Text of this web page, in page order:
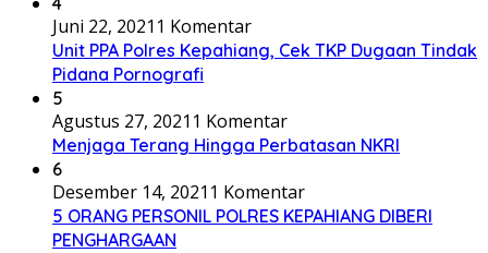
Juni 22, 2021 1 Komentar
Unit PPA Polres Kepahiang, Cek TKP Dugaan Tindak
Pidana Pornografi
5
Agustus 27, 2021 1 Komentar
Menjaga Terang Hingga Perbatasan NKRI
6
Desember 14, 2021 1 Komentar
5 ORANG PERSONIL POLRES KEPAHIANG DIBERI
PENGHARGAAN